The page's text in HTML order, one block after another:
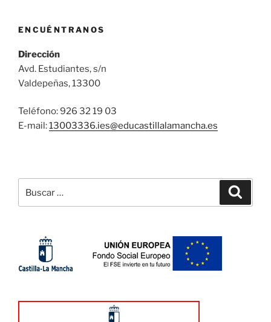
ENCUÉNTRANOS
Dirección
Avd. Estudiantes, s/n
Valdepeñas, 13300
Teléfono: 926 32 19 03
E-mail:13003336.ies@educastillalamancha.es
por: